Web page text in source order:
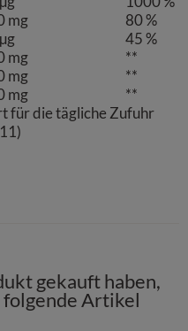
relevant für Sie
dass Daten hierfür
oder soziale
mg
80 %
45 %
mg
**
mg
**
mg
**
für die tägliche Zufuhr
gekauft haben,
folgende Artikel